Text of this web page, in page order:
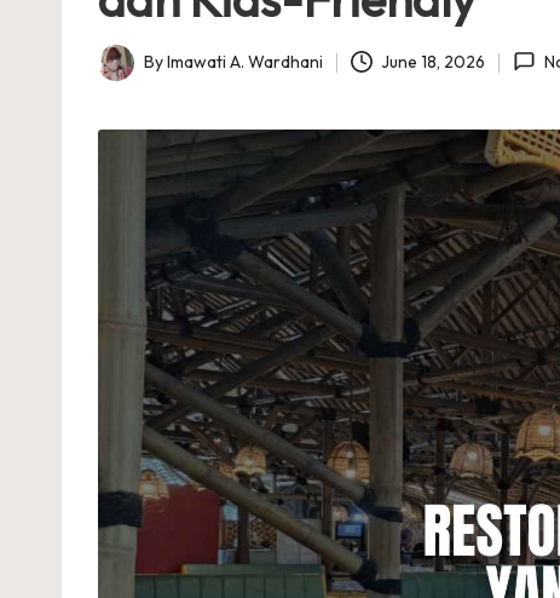
Posted
ByImawati A. Wardhani June 18, 2026